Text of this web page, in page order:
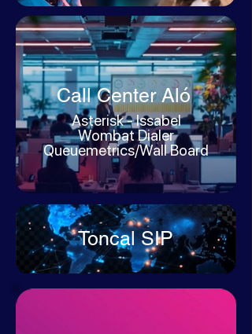
Call Center Aló
Asterisk - Issabel
Wombat Dialer
Queuemetrics/Wall Board
Toncal SIP